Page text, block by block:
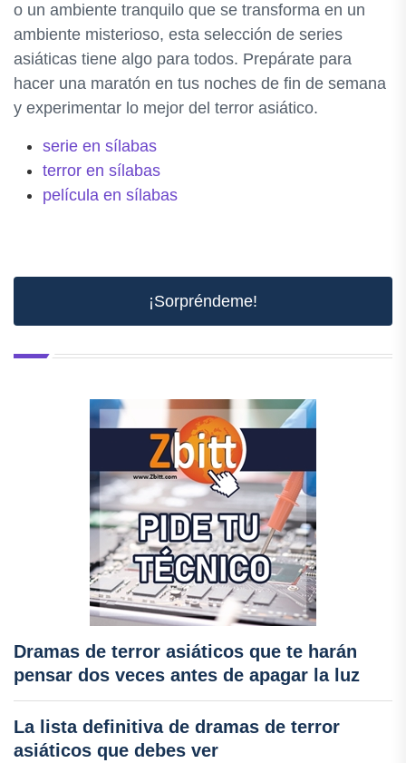
o un ambiente tranquilo que se transforma en un
ambiente misterioso, esta selección de series
asiáticas tiene algo para todos. Prepárate para
hacer una maratón en tus noches de fin de semana
y experimentar lo mejor del terror asiático.
serie en sílabas
terror en sílabas
película en sílabas
¡Sorpréndeme!
Dramas de terror asiáticos que te harán
pensar dos veces antes de apagar la luz
La lista definitiva de dramas de terror
asiáticos que debes ver